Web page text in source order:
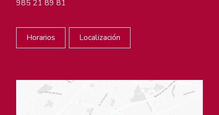
985 21 89 81
Horarios Localización